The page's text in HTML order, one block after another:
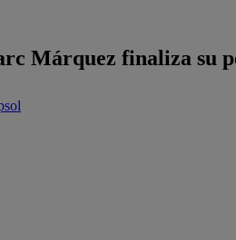
Márquez finaliza su